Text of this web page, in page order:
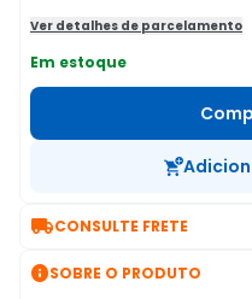
Ver detalhes de parcelamento
Em estoque
CONSULTE FRETE
SOBRE O PRODUTO